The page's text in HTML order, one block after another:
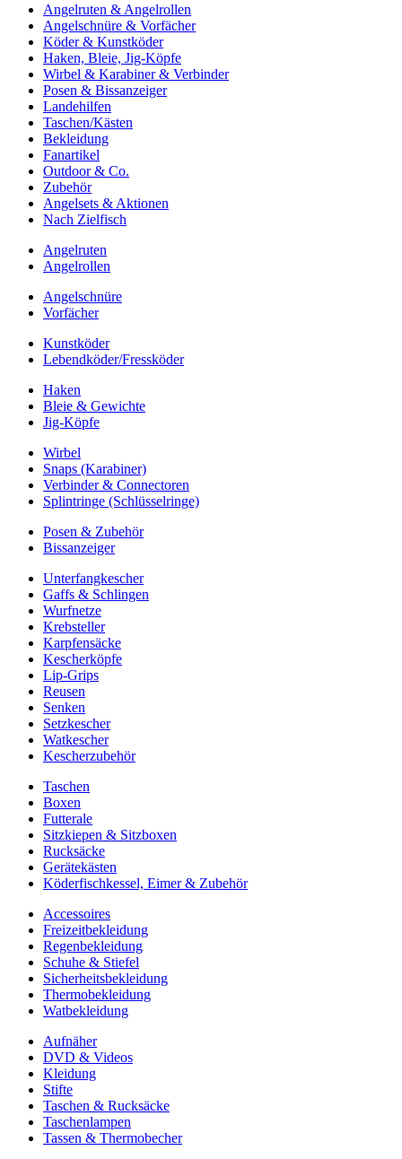
Angelruten & Angelrollen
Angelschnüre & Vorfächer
Köder & Kunstköder
Haken, Bleie, Jig-Köpfe
Wirbel & Karabiner & Verbinder
Posen & Bissanzeiger
Landehilfen
Taschen/Kästen
Bekleidung
Fanartikel
Outdoor & Co.
Zubehör
Angelsets & Aktionen
Nach Zielfisch
Angelruten
Angelrollen
Angelschnüre
Vorfächer
Kunstköder
Lebendköder/Fressköder
Haken
Bleie & Gewichte
Jig-Köpfe
Wirbel
Snaps (Karabiner)
Verbinder & Connectoren
Splintringe (Schlüsselringe)
Posen & Zubehör
Bissanzeiger
Unterfangkescher
Gaffs & Schlingen
Wurfnetze
Krebsteller
Karpfensäcke
Kescherköpfe
Lip-Grips
Reusen
Senken
Setzkescher
Watkescher
Kescherzubehör
Taschen
Boxen
Futterale
Sitzkiepen & Sitzboxen
Rucksäcke
Gerätekästen
Köderfischkessel, Eimer & Zubehör
Accessoires
Freizeitbekleidung
Regenbekleidung
Schuhe & Stiefel
Sicherheitsbekleidung
Thermobekleidung
Watbekleidung
Aufnäher
DVD & Videos
Kleidung
Stifte
Taschen & Rucksäcke
Taschenlampen
Tassen & Thermobecher